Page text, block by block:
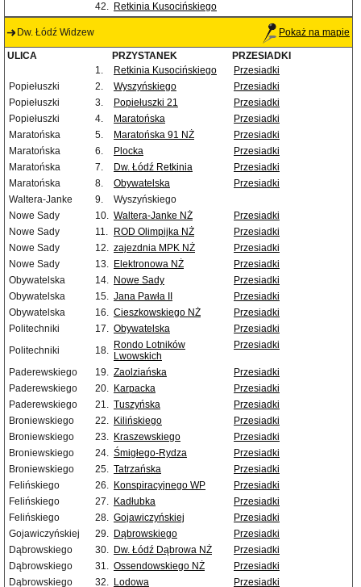
42. Retkinia Kusocińskiego
Dw. Łódź Widzew Pokaż na mapie
ULICA PRZYSTANEK
PRZESIADKI
1.
Retkinia Kusocińskiego
Przesiadki
Popiełuszki
2. Wyszyńskiego
Przesiadki
Popiełuszki
3. Popiełuszki 21
Przesiadki
Popiełuszki
4. Maratońska
Przesiadki
Maratońska
5. Maratońska 91 NŻ
Przesiadki
Maratońska
6. Plocka
Przesiadki
Maratońska
7. Dw. Łódź Retkinia
Przesiadki
Maratońska
8. Obywatelska
Przesiadki
Waltera-Janke
9.
Wyszyńskiego
Nowe Sady
10. Waltera-Janke NŻ
Przesiadki
Nowe Sady
11. ROD Olimpijka NŻ
Przesiadki
Nowe Sady
12. zajezdnia MPK NŻ
Przesiadki
Nowe Sady
13. Elektronowa NŻ
Przesiadki
Obywatelska
14. Nowe Sady
Przesiadki
Obywatelska
15. Jana Pawła II
Przesiadki
Obywatelska
16. Cieszkowskiego NŻ
Przesiadki
Politechniki
17. Obywatelska
Przesiadki
Politechniki
18. Rondo Lotników
Lwowskich
Przesiadki
Paderewskiego 19. Zaolziańska
Przesiadki
Paderewskiego
20. Karpacka
Przesiadki
Paderewskiego
21. Tuszyńska
Przesiadki
Broniewskiego
22. Kilińskiego
Przesiadki
Broniewskiego
23. Kraszewskiego
Przesiadki
Broniewskiego
24. Śmigłego-Rydza
Przesiadki
Broniewskiego
25. Tatrzańska
Przesiadki
Felińskiego
26. Konspiracyjnego WP
Przesiadki
Felińskiego
27. Kadłubka
Przesiadki
Felińskiego
28. Gojawiczyńskiej
Przesiadki
Gojawiczyńskiej
29. Dąbrowskiego
Przesiadki
Dąbrowskiego
30. Dw. Łódź Dąbrowa NŻ
Przesiadki
Dąbrowskiego
31. Ossendowskiego NŻ
Przesiadki
Dąbrowskiego
32. Lodowa Przesiadki